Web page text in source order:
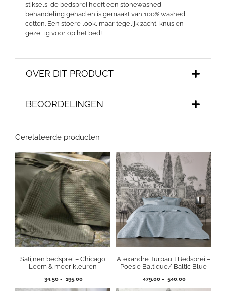
stiksels, de bedsprei heeft een stonewashed
behandeling gehad en is gemaakt van 100% washed
cotton. Een stoere look, maar tegelijk zacht, knus en
gezellig voor op het bed!
OVER DIT PRODUCT
BEOORDELINGEN
Gerelateerde producten
Satijnen bedsprei – Chicago
Leem & meer kleuren
34,50 - 195,00Prijsklasse:
Alexandre Turpault Bedsprei –
Poesie Baltique/ Baltic Blue
479,00 - 540,00Prijsklasse: